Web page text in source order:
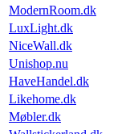
ModernRoom.dk
LuxLight.dk
NiceWall.dk
Unishop.nu
HaveHandel.dk
Likehome.dk
Møbler.dk